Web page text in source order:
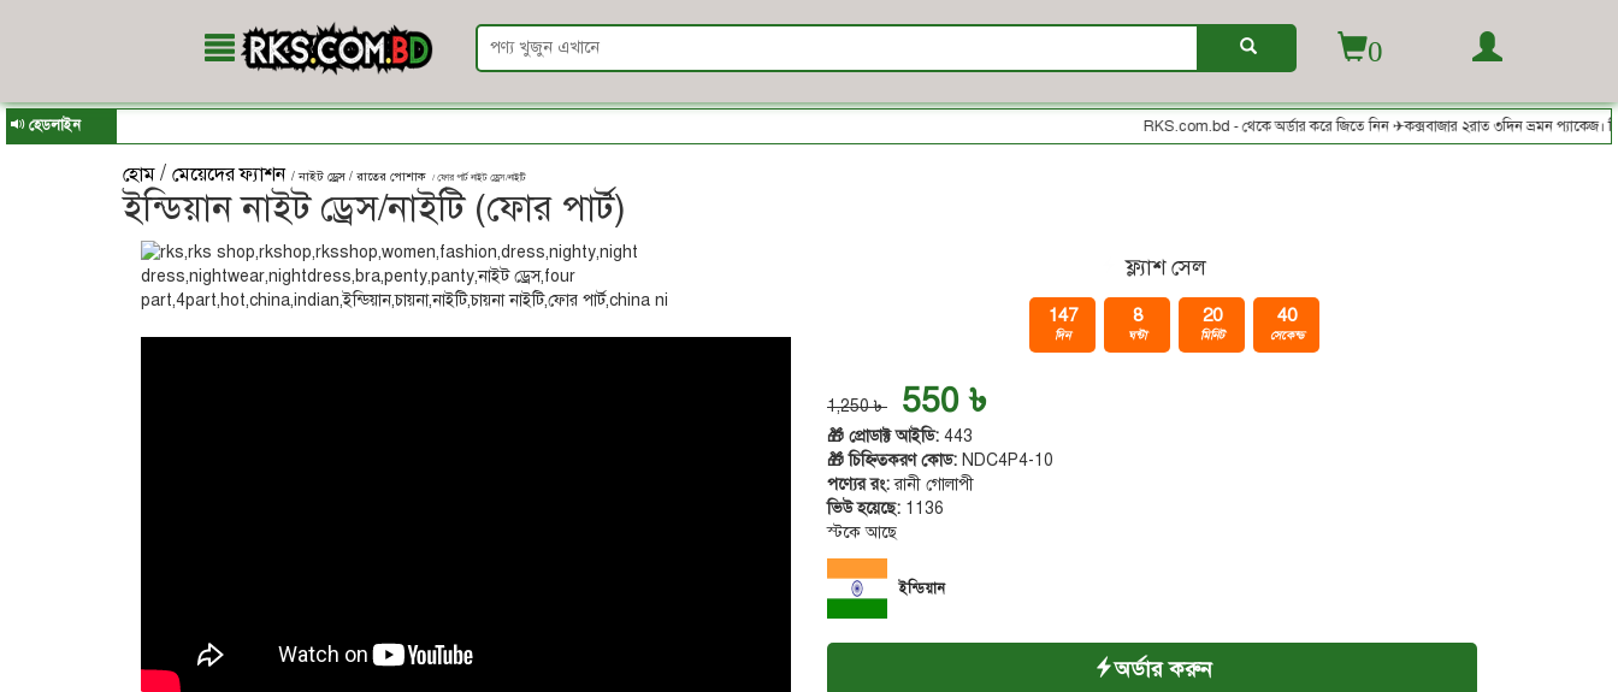
0
হেডলাইন RKS.com.bd - থেকে অর্ডার করে জিতে নিন ✈কক্সবাজার ২রাত ৩দিন ভ্রমন প্যাকেজ।
হোম / মেয়েদের ফ্যাশন / নাইট ড্রেস / রাতের পোশাক / ফোর পার্ট নাইট ড্রেস/নাইটি
ইন্ডিয়ান নাইট ড্রেস/নাইটি (ফোর পার্ট)
ফ্ল্যাশ সেল
147
দিন
8
ঘন্টা
20
মিনিট
40
সেকেন্ড
1,250 ৳ 550 ৳
🎁 প্রোডাক্ট আইডি: 443
🎁 চিহ্নিতকরণ কোড: NDC4P4-10
পণ্যের রং:রানী গোলাপী
ভিউ হয়েছে: 1136
স্টকে আছে
ইন্ডিয়ান
অর্ডার করুন